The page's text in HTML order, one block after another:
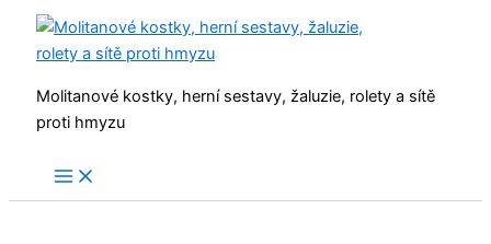
Přeskočit
Molitanové kostky, herní sestavy, žaluzie, rolety a sítě
proti hmyzu